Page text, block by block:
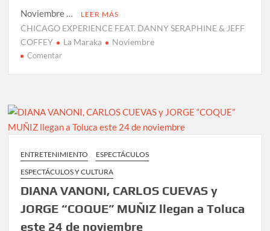
Noviembre …
LEER MÁS
CHICAGO EXPERIENCE FEAT. DANNY SERAPHINE & JEFF
COFFEY
La Maraka Noviembre
Comentaren
DANNY
&
COFFEY
regresan
a
Maraka
en
ENTRETENIMIENTO
ESPECTÁCULOS
ESPECTÁCULOS Y CULTURA
DIANA VANONI, CARLOS CUEVAS y
JORGE “COQUE” MUÑIZ llegan a Toluca
este 24 de noviembre